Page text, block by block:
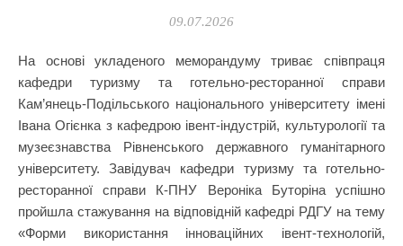
09.07.2026
На основі укладеного меморандуму триває співпраця
кафедри туризму та готельно-ресторанної справи
Кам’янець-Подільського національного університету імені
Івана Огієнка з кафедрою івент-індустрій, культурології та
музеєзнавства Рівненського державного гуманітарного
університету. Завідувач кафедри туризму та готельно-
ресторанної справи К-ПНУ Вероніка Буторіна успішно
пройшла стажування на відповідній кафедрі РДГУ на тему
«Форми використання інноваційних івент-технологій,